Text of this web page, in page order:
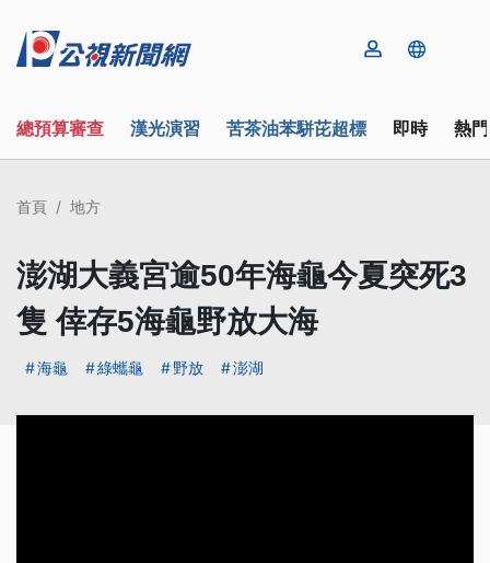
總預算審查 漢光演習 苦茶油苯駢芘超標 即時 熱
首頁 地方
澎湖大義宮逾50年海龜今夏突死3
隻 倖存5海龜野放大海
海龜 綠蠵龜 野放 澎湖